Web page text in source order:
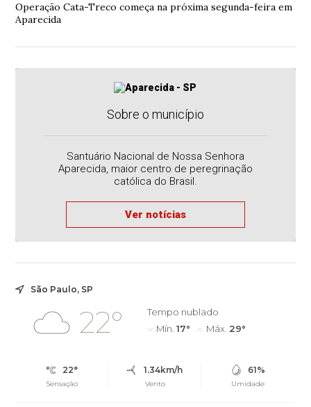
Operação Cata-Treco começa na próxima segunda-feira em
Aparecida
Sobre o município
Santuário Nacional de Nossa Senhora
Aparecida, maior centro de peregrinação
católica do Brasil.
Ver notícias
São Paulo, SP
22°
Tempo nublado
Mín. 17° Máx. 29°
22°
Sensação
1.34km/h
Vento
61%
Umidade